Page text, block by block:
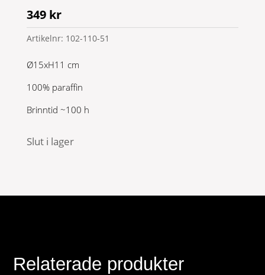
349 kr
Artikelnr: 102-110-51
Ø15xH11 cm
100% paraffin
Brinntid ~100 h
Slut i lager
Relaterade produkter